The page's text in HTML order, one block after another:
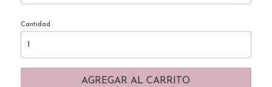
Cantidad
AGREGAR AL CARRITO